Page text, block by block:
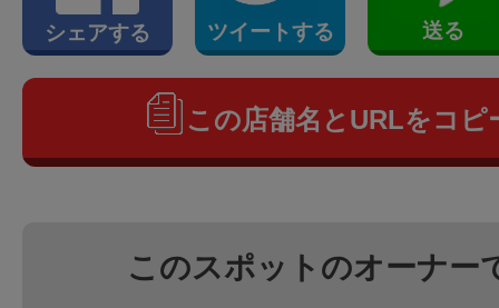
シェアする ツイートする 送る
この店舗名とURLをコピ
このスポットのオーナー